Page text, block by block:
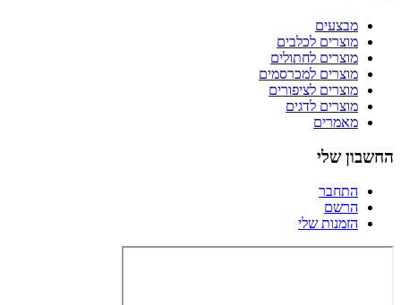
מבצעים
מוצרים לכלבים
מוצרים לחתולים
מוצרים למכרסמים
מוצרים לציפורים
מוצרים לדגים
מאמרים
החשבון שלי
התחבר
הרשם
הזמנות שלי